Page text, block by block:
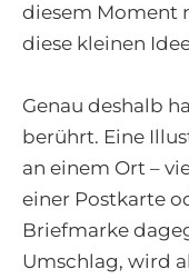
diesem Moment
diese kleinen
Genau deshalb
berührt. Eine
an einem Ort –
einer Postkarte
Briefmarke
Umschlag, wird